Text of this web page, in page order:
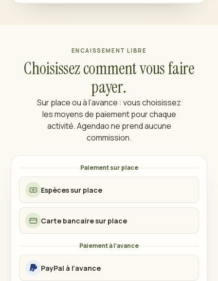
ENCAISSEMENT LIBRE
Choisissez comment vous faire
payer.
Sur place ou à l’avance : vous choisissez
les moyens de paiement pour chaque
activité. Agendao ne prend aucune
commission.
Paiement sur place
Espèces sur place
Carte bancaire sur place
Paiement à l’avance
PayPal à l’avance